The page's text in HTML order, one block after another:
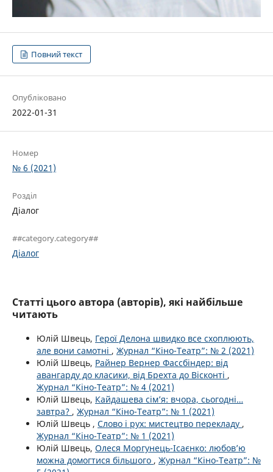
Повний текст
Опубліковано
2022-01-31
Номер
№ 6 (2021)
Розділ
Діалог
##category.category##
Діалог
Статті цього автора (авторів), які найбільше
читають
Юлій Швець, Герої Делона швидко все схоплюють,
але вони самотні , Журнал “Кіно-Театр”: № 2 (2021)
Юлій Швець, Райнер Вернер Фассбіндер: від
авангарду до класики, від Брехта до Вісконті ,
Журнал “Кіно-Театр”: № 4 (2021)
Юлій Швець, Кайдашева сім’я: вчора, сьогодні…
завтра? , Журнал “Кіно-Театр”: № 1 (2021)
Юлій Швець , Слово і рух: мистецтво перекладу ,
Журнал “Кіно-Театр”: № 1 (2021)
Юлій Швець, Олеся Моргунець-Ісаєнко: любов’ю
можна домогтися більшого , Журнал “Кіно-Театр”: №